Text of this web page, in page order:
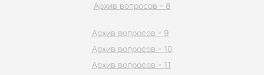
Архив вопросов - 8
Архив вопросов - 9
Архив вопросов - 10
Архив вопросов - 11